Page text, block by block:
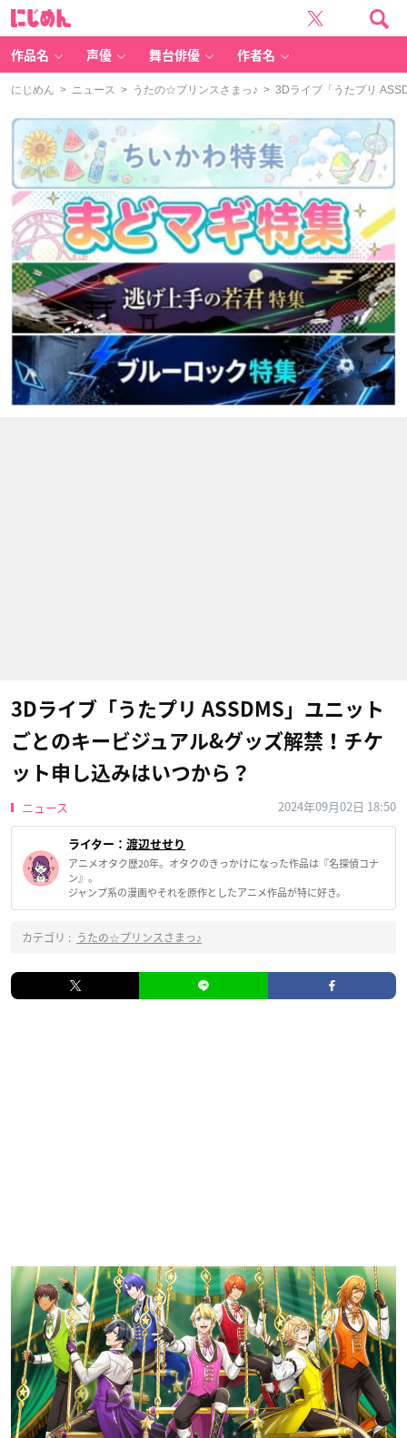
作品名 声優 舞台俳優 作者名
にじめん > ニュース > うたの☆プリンスさまっ♪ > 3Dライブ「うたプリ
3Dライブ「うたプリ ASSDMS」ユニット
ごとのキービジュアル&グッズ解禁！チケ
ット申し込みはいつから？
ニュース 2024年09月02日 18:50
ライター： 渡辺せせり
アニメオタク歴20年。オタクのきっかけになった作品は『名探偵コナ
ン』。
ジャンプ系の漫画やそれを原作としたアニメ作品が特に好き。
カテゴリ : うたの☆プリンスさまっ♪